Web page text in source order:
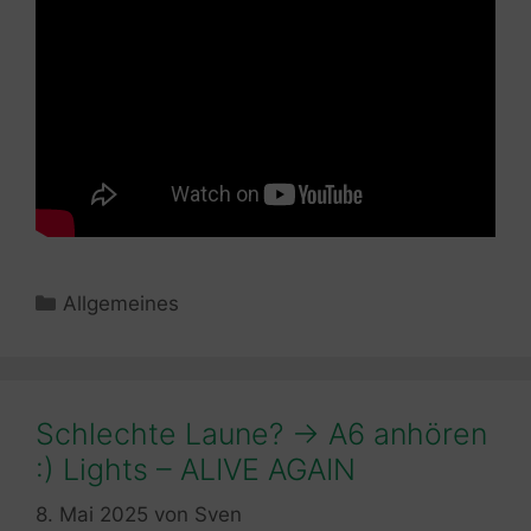
Kategorien
Allgemeines
Schlechte Laune? -> A6 anhören
:) Lights – ALIVE AGAIN
8. Mai 2025 von Sven